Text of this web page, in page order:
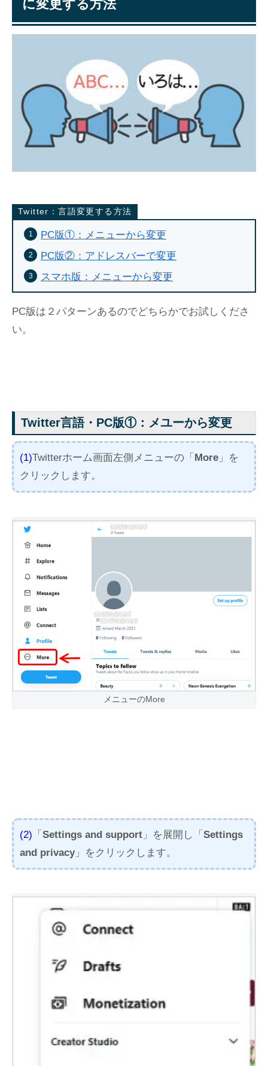
に変更する方法
Twitter：言語変更する方法
PC版①：メニューから変更
PC版②：アドレスバーで変更
スマホ版：メニューから変更
PC版は２パターンあるのでどちらかでお試しくださ
い。
Twitter言語・PC版①：メユーから変更
(1)Twitterホーム画面左側メニューの「 More 」を
クリックします。
メニューのMore
(2) 「 Settings and support 」を展開し「 Settings
and privacy」をクリックします。